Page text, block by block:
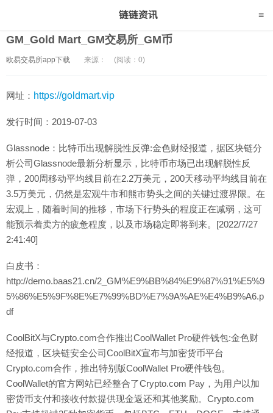
GM_Gold Mart_GM交易所_GM币
欧易交易所app下载 来源： (阅读：0)
网址： https://goldmart.vip
发行时间：2019-07-03
Glassnode：比特币出现解脱性反弹:金色财经报道，据区块链分
析公司Glassnode最新分析显示，比特币市场已出现解脱性反
弹，200周移动平均线目前在2.2万美元，200天移动平均线目前在
3.5万美元，仍然是宏观牛市和熊市势头之间的关键过渡界限。在
宏观上，随着时间的推移，市场下行势头的程度正在减弱，这可
能预示着卖方的疲惫程度，以及市场稳定即将到来。[2022/7/27
2:41:40]
白皮书：
http://demo.baas21.cn/2_GM%E9%BB%84%E9%87%91%E5%9
5%86%E5%9F%8E%E7%99%BD%E7%9A%AE%E4%B9%A6.p
df
CoolBitX与Crypto.com合作推出CoolWallet Pro硬件钱包:金色财
经报道，区块链安全公司CoolBitX宣布与加密货币平台
Crypto.com合作，推出特别版CoolWallet Pro硬件钱包。
CoolWallet的官方网站已经整合了Crypto.com Pay，为用户以加
密货币支付和接收付款提供现金返还和其他奖励。Crypto.com